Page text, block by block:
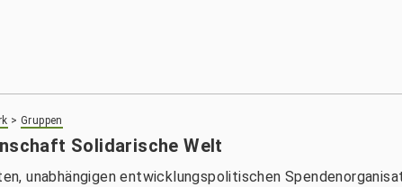
>Gruppen
Solidarische Welt
unabhängigen entwicklungspolitischen